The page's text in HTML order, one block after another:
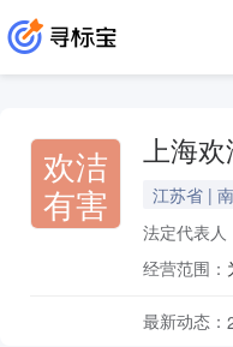
欢洁
有害
上海欢
江苏省 |
法定代表人
经营范围：
最新动态：